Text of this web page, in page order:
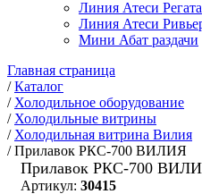
Линия Атеси Регата
Линия Атеси
Мини Абат раздачи
Главная страница
/Каталог
/ Холодильное оборудование
/ Холодильные витрины
/ Холодильная витрина Вилия
/Прилавок РКС-700 ВИЛИЯ
Прилавок РКС-700
Артикул: 30415